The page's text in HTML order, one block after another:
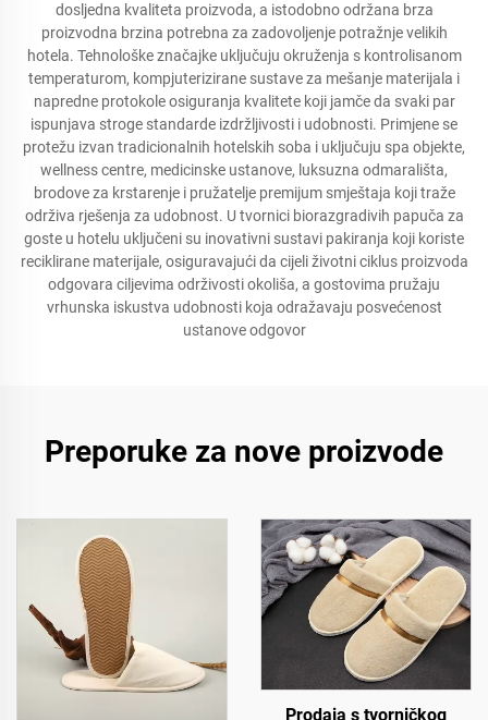
dosljedna kvaliteta proizvoda, a istodobno održana brza
proizvodna brzina potrebna za zadovoljenje potražnje velikih
hotela. Tehnološke značajke uključuju okruženja s kontrolisanom
temperaturom, kompjuterizirane sustave za mešanje materijala i
napredne protokole osiguranja kvalitete koji jamče da svaki par
ispunjava stroge standarde izdržljivosti i udobnosti. Primjene se
protežu izvan tradicionalnih hotelskih soba i uključuju spa objekte,
wellness centre, medicinske ustanove, luksuzna odmarališta,
brodove za krstarenje i pružatelje premijum smještaja koji traže
održiva rješenja za udobnost. U tvornici biorazgradivih papuča za
goste u hotelu uključeni su inovativni sustavi pakiranja koji koriste
reciklirane materijale, osiguravajući da cijeli životni ciklus proizvoda
odgovara ciljevima održivosti okoliša, a gostovima pružaju
vrhunska iskustva udobnosti koja odražavaju posvećenost
ustanove odgovor
Preporuke za nove proizvode
Prodaja s tvorničkog